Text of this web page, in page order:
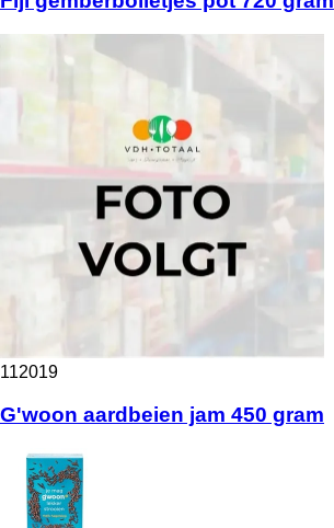
112019
G'woon aardbeien jam 450 gram